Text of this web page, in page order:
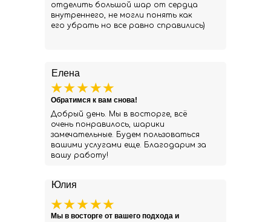
Юлия
Мы в восторге от вашего подхода и
Елена
Добрый день. Мы в восторге, всё
очень понравилось, шарики
замечательные. Будем пользоваться
вашими услугами еще. Благодарим за
вашу работу!
Обратимся к вам снова!
отделить большой шар от сердца
внутреннего, не могли понять как
его убрать но все равно справились)